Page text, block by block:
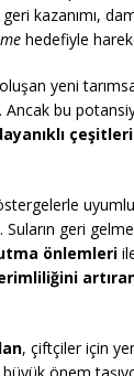
kazanımı,
hedefiyle
yeni
Ancak bu
geri
önlemleri
, çiftçiler için